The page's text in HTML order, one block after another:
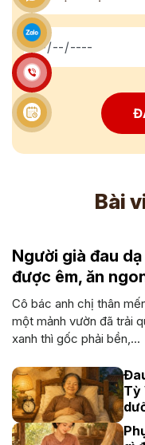
Bài
Người già đau
được êm, ăn
Cô bác anh chị thân
một mảnh vườn đã trải
xanh thì gốc phải bền,...
Tỳ